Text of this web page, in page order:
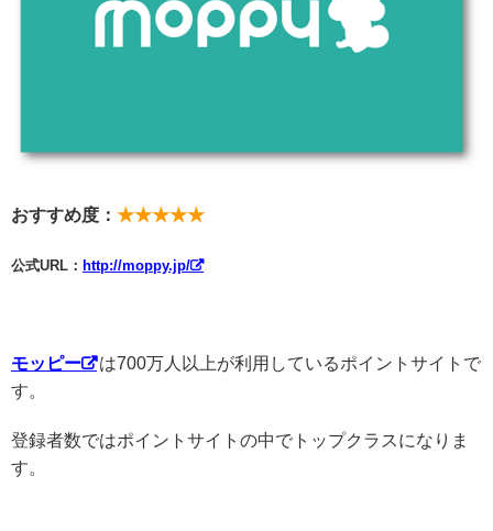
おすすめ度： ★★★★★
公式URL： http://moppy.jp/
モッピー
は700万人以上が利用しているポイントサイトで
す。
登録者数ではポイントサイトの中でトップクラスになりま
す。